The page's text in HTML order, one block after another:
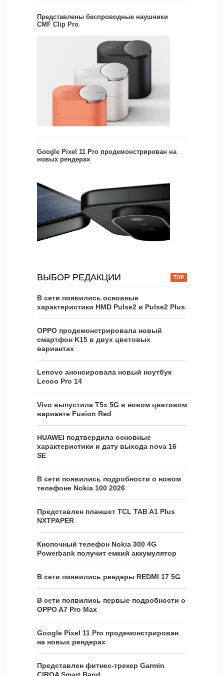
Представлены беспроводные наушники
CMF Clip Pro
Google Pixel 11 Pro продемонстрирован на
новых рендерах
ВЫБОР РЕДАКЦИИ
В сети появились основные
характеристики HMD Pulse2 и Pulse2 Plus
OPPO продемонстрировала новый
смартфон K15 в двух цветовых
вариантах
Lenovo анонсировала новый ноутбук
Lecoo Pro 14
Vivo выпустила T5x 5G в новом цветовом
варианте Fusion Red
HUAWEI подтвердила основные
характеристики и дату выхода nova 16
SE
В сети появились подробности о новом
телефоне Nokia 100 2026
Представлен планшет TCL TAB A1 Plus
NXTPAPER
Кнопочный телефон Nokia 300 4G
Powerbank получит емкий аккумулятор
В сети появились рендеры REDMI 17 5G
В сети появились первые подробности о
OPPO A7 Pro Max
Google Pixel 11 Pro продемонстрирован
на новых рендерах
Представлен фитнес-трекер Garmin